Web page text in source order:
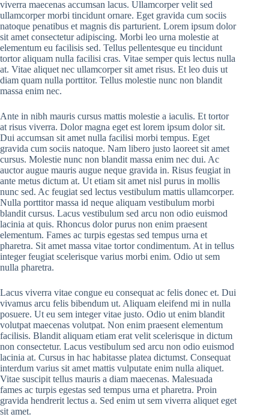
viverra maecenas accumsan lacus. Ullamcorper velit sed
ullamcorper morbi tincidunt ornare. Eget gravida cum sociis
natoque penatibus et magnis dis parturient. Lorem ipsum dolor
sit amet consectetur adipiscing. Morbi leo urna molestie at
elementum eu facilisis sed. Tellus pellentesque eu tincidunt
tortor aliquam nulla facilisi cras. Vitae semper quis lectus nulla
at. Vitae aliquet nec ullamcorper sit amet risus. Et leo duis ut
diam quam nulla porttitor. Tellus molestie nunc non blandit
massa enim nec.
Ante in nibh mauris cursus mattis molestie a iaculis. Et tortor
at risus viverra. Dolor magna eget est lorem ipsum dolor sit.
Dui accumsan sit amet nulla facilisi morbi tempus. Eget
gravida cum sociis natoque. Nam libero justo laoreet sit amet
cursus. Molestie nunc non blandit massa enim nec dui. Ac
auctor augue mauris augue neque gravida in. Risus feugiat in
ante metus dictum at. Ut etiam sit amet nisl purus in mollis
nunc sed. Ac feugiat sed lectus vestibulum mattis ullamcorper.
Nulla porttitor massa id neque aliquam vestibulum morbi
blandit cursus. Lacus vestibulum sed arcu non odio euismod
lacinia at quis. Rhoncus dolor purus non enim praesent
elementum. Fames ac turpis egestas sed tempus urna et
pharetra. Sit amet massa vitae tortor condimentum. At in tellus
integer feugiat scelerisque varius morbi enim. Odio ut sem
nulla pharetra.
Lacus viverra vitae congue eu consequat ac felis donec et. Dui
vivamus arcu felis bibendum ut. Aliquam eleifend mi in nulla
posuere. Ut eu sem integer vitae justo. Odio ut enim blandit
volutpat maecenas volutpat. Non enim praesent elementum
facilisis. Blandit aliquam etiam erat velit scelerisque in dictum
non consectetur. Lacus vestibulum sed arcu non odio euismod
lacinia at. Cursus in hac habitasse platea dictumst. Consequat
interdum varius sit amet mattis vulputate enim nulla aliquet.
Vitae suscipit tellus mauris a diam maecenas. Malesuada
fames ac turpis egestas sed tempus urna et pharetra. Proin
gravida hendrerit lectus a. Sed enim ut sem viverra aliquet eget
sit amet.